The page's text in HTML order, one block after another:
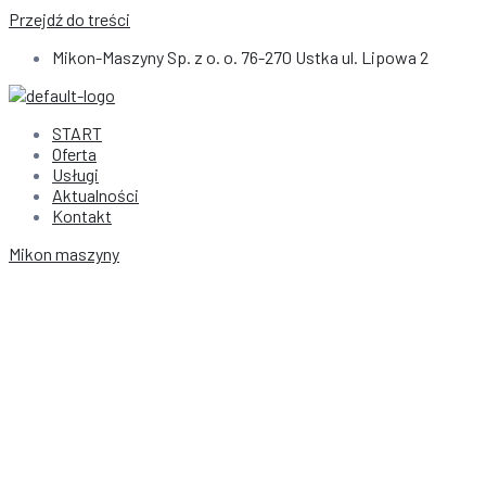
Przejdź do treści
Mikon-Maszyny Sp. z o. o. 76-270 Ustka ul. Lipowa 2
START
Oferta
Usługi
Aktualności
Kontakt
Mikon maszyny